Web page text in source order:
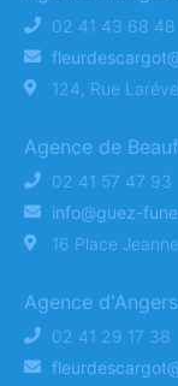
02 41 43 68 48
124, Rue
Agence de
02 41 57 47 93
info@guez-
16 Place
Agence
02 41 29 17 38